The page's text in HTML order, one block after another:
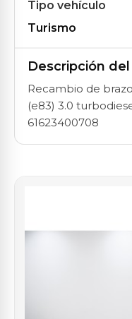
Tipo vehículo
Turismo
Descripción
Recambio de
(e83) 3.0
61623400708